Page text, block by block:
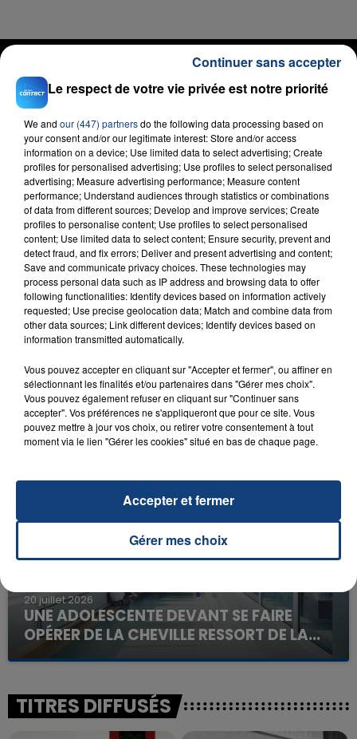
That's What I Like
BRUNO MARS
RADIO CONTACT
FIL D'ACTU
23 juillet 2026
INCENDIE MORTEL À LENS : UNE FEMME ET
SON BÉBÉ ENTRE LA VIE ET LA...
d'un liquide inflammable.
20 juillet 2026
UNE ADOLESCENTE DEVANT SE FAIRE
OPÉRER DE LA CHEVILLE RESSORT DE LA...
La famille a porté plainte contre la clinique qui a
excuses.
TITRES DIFFUSÉS
Le respect de votre vie privée est notre priorité
We and our (447) partnersdo the following data processing based on
your consent and/or our legitimate interest: Store and/or access
information on a device; Use limited data to select advertising; Create
profiles for personalised advertising; Use profiles to select personalised
advertising; Measure advertising performance; Measure content
performance; Understand audiences through statistics or combinations
of data from different sources; Develop and improve services; Create
profiles to personalise content; Use profiles to select personalised
content; Use limited data to select content; Ensure security, prevent and
detect fraud, and fix errors; Deliver and present advertising and content;
Save and communicate privacy choices. These technologies may
process personal data such as IP address and browsing data to offer
following functionalities: Identify devices based on information actively
requested; Use precise geolocation data; Match and combine data from
other data sources; Link different devices; Identify devices based on
information transmitted automatically.
Vous pouvez accepter en cliquant sur "Accepter et fermer", ou affiner en
sélectionnant les finalités et/ou partenaires dans "Gérer mes choix".
Vous pouvez également refuser en cliquant sur "Continuer sans
accepter". Vos préférences ne s'appliqueront que pour ce site. Vous
pouvez mettre à jour vos choix, ou retirer votre consentement à tout
moment via le lien "Gérer les cookies" situé en bas de chaque page.
Gérer mes choix
Accepter et fermer
Continuer sans accepter